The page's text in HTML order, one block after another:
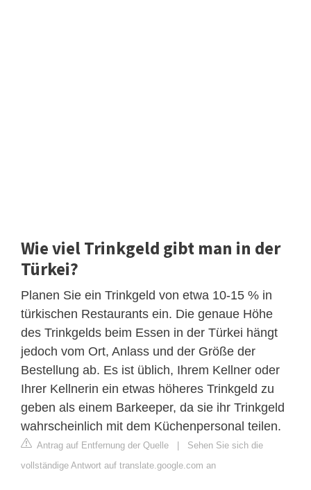
Wie viel Trinkgeld gibt man in der
Türkei?
Planen Sie ein Trinkgeld von etwa 10-15 % in
türkischen Restaurants ein. Die genaue Höhe
des Trinkgelds beim Essen in der Türkei hängt
jedoch vom Ort, Anlass und der Größe der
Bestellung ab. Es ist üblich, Ihrem Kellner oder
Ihrer Kellnerin ein etwas höheres Trinkgeld zu
geben als einem Barkeeper, da sie ihr Trinkgeld
wahrscheinlich mit dem Küchenpersonal teilen.
Antrag auf Entfernung der Quelle | Sehen Sie sich die
vollständige Antwort auf translate.google.com an